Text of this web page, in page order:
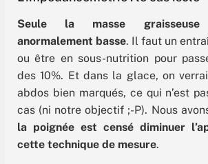
Seule la masse
anormalement basse. Il faut un
ou être en sous-nutrition pour
des 10%. Et dans la glace, on
abdos bien marqués, ce qui n’est
cas (ni notre objectif ;-P). Nous
la poignée est censé diminuer
cette technique de mesure.